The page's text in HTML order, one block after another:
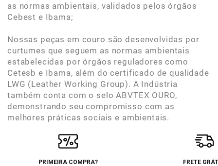
as normas ambientais, validados pelos órgãos
Cebest e Ibama;
Nossas peças em couro são desenvolvidas por
curtumes que seguem as normas ambientais
estabelecidas por órgãos reguladores como
Cetesb e Ibama, além do certificado de qualidade
LWG (Leather Working Group). A Indústria
também conta com o selo ABVTEX OURO,
demonstrando seu compromisso com as
melhores práticas sociais e ambientais.
PRIMEIRA COMPRA?
FRETE